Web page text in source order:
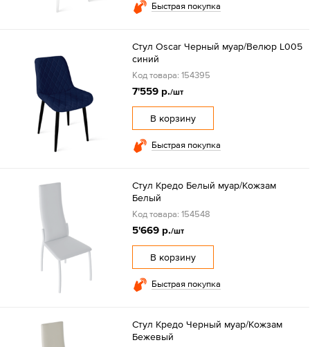
Быстрая покупка
Стул Oscar Черный муар/Велюр L005
синий
Код товара: 154395
7'559 р./шт
В корзину
Быстрая покупка
Стул Кредо Белый муар/Кожзам
Белый
Код товара: 154548
5'669 р./шт
В корзину
Быстрая покупка
Стул Кредо Черный муар/Кожзам
Бежевый